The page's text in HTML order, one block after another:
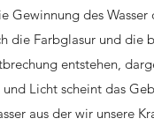
Gewinnung des Wasser
die Farbglasur und die
entstehen,
Licht scheint das
aus der wir unsere